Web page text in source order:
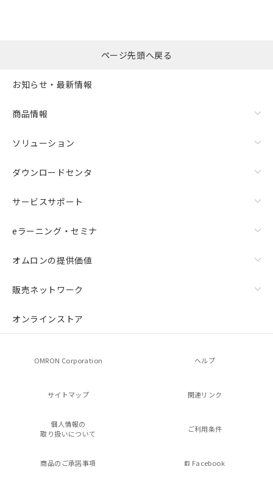
ページ先頭へ戻る
お知らせ・最新情報
商品情報
ソリューション
ダウンロードセンタ
サービスサポート
eラーニング・セミナ
オムロンの提供価値
販売ネットワーク
オンラインストア
OMRON Corporation ヘルプ
サイトマップ 関連リンク
個人情報の
取り扱いについて
ご利用条件
商品のご承諾事項 Facebook